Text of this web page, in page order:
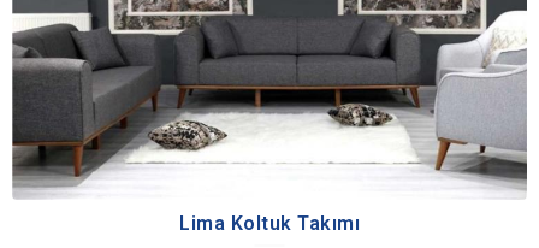
Lima Koltuk Takımı